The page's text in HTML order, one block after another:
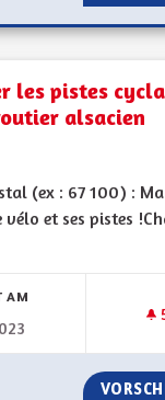
les pistes
alsacien
(ex : 67 100) :
et ses pistes
AM